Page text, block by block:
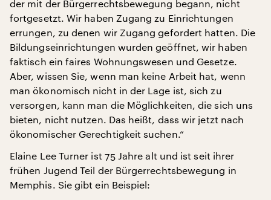
der mit der Bürgerrechtsbewegung begann, nicht
fortgesetzt. Wir haben Zugang zu Einrichtungen
errungen, zu denen wir Zugang gefordert hatten. Die
Bildungseinrichtungen wurden geöffnet, wir haben
faktisch ein faires Wohnungswesen und Gesetze.
Aber, wissen Sie, wenn man keine Arbeit hat, wenn
man ökonomisch nicht in der Lage ist, sich zu
versorgen, kann man die Möglichkeiten, die sich uns
bieten, nicht nutzen. Das heißt, dass wir jetzt nach
ökonomischer Gerechtigkeit suchen.“
Elaine Lee Turner ist 75 Jahre alt und ist seit ihrer
frühen Jugend Teil der Bürgerrechtsbewegung in
Memphis. Sie gibt ein Beispiel: